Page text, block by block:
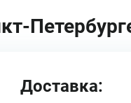
Доставка: